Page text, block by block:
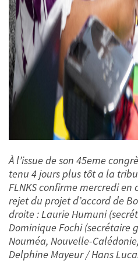
À l’issue de son 45eme
tenu 4 jours plus tôt a la
FLNKS confirme mercredi en
rejet du projet d’accord de
droite : Laurie Humuni
Dominique Fochi (secrétaire
Nouméa, Nouvelle-
Delphine Mayeur / Hans